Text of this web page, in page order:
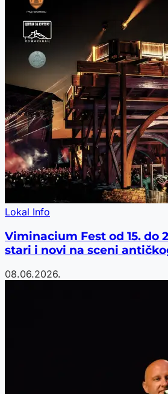
Lokal Info
Viminacium Fest od 15. do
stari i novi na sceni
08.06.2026.